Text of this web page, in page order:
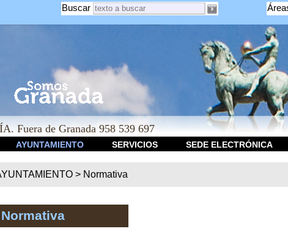
Buscar
Fuera de Granada 958 539 697
AYUNTAMIENTO SERVICIOS SEDE ELECTRÓNICA
> Normativa
Normativa